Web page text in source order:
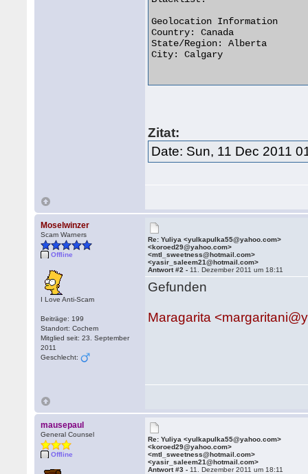
Geolocation Information
Country: Canada
State/Region: Alberta
City: Calgary
Zitat:
Date: Sun, 11 Dec 2011
Moselwinzer
Scam Warners
Offline
I Love Anti-Scam
Beiträge: 199
Standort: Cochem
Mitglied seit: 23. September
2011
Geschlecht:
Re: Yuliya <yulkapulka55@yahoo.com>
<koroed29@yahoo.com>
<mtl_sweetness@hotmail.com>
<yasir_saleem21@hotmail.com>
Antwort #2 - 11. Dezember 2011 um 18:11
Gefunden
Maragarita
mausepaul
General Counsel
Offline
Re: Yuliya <yulkapulka55@yahoo.com>
<koroed29@yahoo.com>
<mtl_sweetness@hotmail.com>
<yasir_saleem21@hotmail.com>
Antwort #3 - 11. Dezember 2011 um 18:11